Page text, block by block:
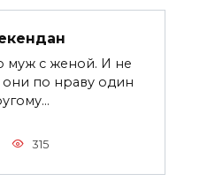
муж с женой. И не
по нраву один
315